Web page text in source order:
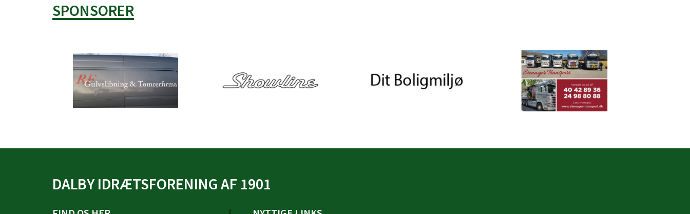
SPONSORER
DALBY IDRÆTSFORENING AF 1901